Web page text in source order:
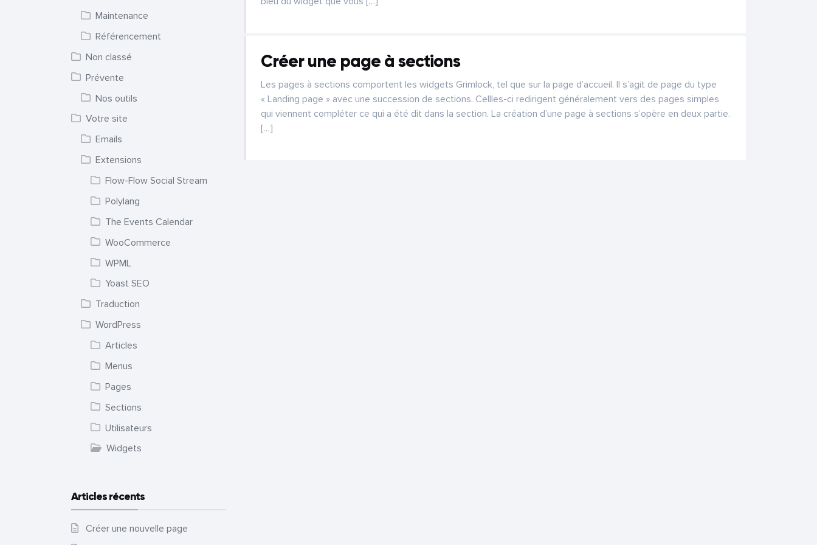
Maintenance
Référencement
Non classé
Prévente
Nos outils
Votre site
Emails
Extensions
Flow-Flow Social Stream
Polylang
The Events Calendar
WooCommerce
WPML
Yoast SEO
Traduction
WordPress
Articles
Menus
Pages
Sections
Utilisateurs
Widgets
Articles récents
Créer une nouvelle page
Créer une page à sections
Les pages à sections comportent les widgets Grimlock, tel que sur la page d’accueil. Il s’agit de page du type
« Landing page » avec une succession de sections. Cellles-ci redirigent généralement vers des pages simples
qui viennent compléter ce qui a été dit dans la section. La création d’une page à sections s’opère en deux partie.
[…]